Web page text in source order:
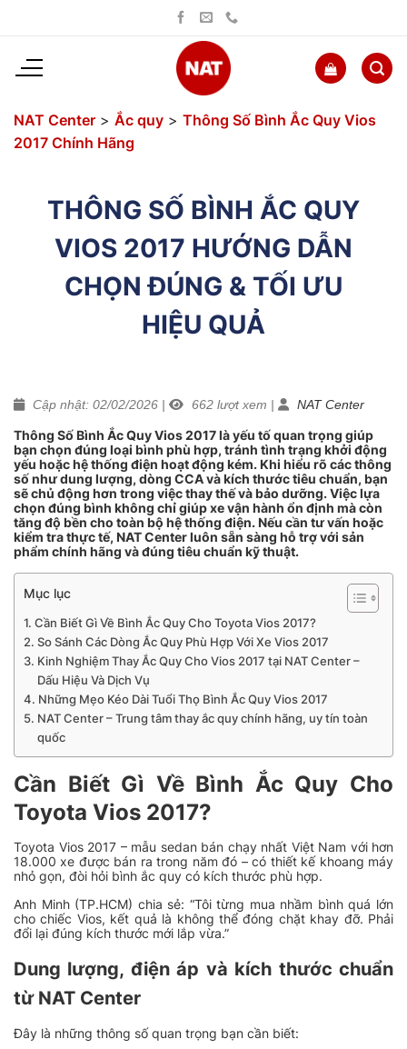
dung
NAT Center > Ắc quy > Thông Số Bình Ắc Quy Vios
2017 Chính Hãng
THÔNG SỐ BÌNH ẮC QUY
VIOS 2017 HƯỚNG DẪN
CHỌN ĐÚNG & TỐI ƯU
HIỆU QUẢ
Cập nhật: 02/02/2026 | 662 lượt xem | NAT Center
Thông Số Bình Ắc Quy Vios 2017 là yếu tố quan trọng giúp
bạn chọn đúng loại bình phù hợp, tránh tình trạng khởi động
yếu hoặc hệ thống điện hoạt động kém. Khi hiểu rõ các thông
số như dung lượng, dòng CCA và kích thước tiêu chuẩn, bạn
sẽ chủ động hơn trong việc thay thế và bảo dưỡng. Việc lựa
chọn đúng bình không chỉ giúp xe vận hành ổn định mà còn
tăng độ bền cho toàn bộ hệ thống điện. Nếu cần tư vấn hoặc
kiểm tra thực tế, NAT Center luôn sẵn sàng hỗ trợ với sản
phẩm chính hãng và đúng tiêu chuẩn kỹ thuật.
Mục lục
Cần Biết Gì Về Bình Ắc Quy Cho Toyota Vios 2017?
So Sánh Các Dòng Ắc Quy Phù Hợp Với Xe Vios 2017
Kinh Nghiệm Thay Ắc Quy Cho Vios 2017 tại NAT Center –
Dấu Hiệu Và Dịch Vụ
Những Mẹo Kéo Dài Tuổi Thọ Bình Ắc Quy Vios 2017
NAT Center – Trung tâm thay ắc quy chính hãng, uy tín toàn
quốc
Cần Biết Gì Về Bình Ắc Quy Cho
Toyota Vios 2017?
Toyota Vios 2017 – mẫu sedan bán chạy nhất Việt Nam với hơn
18.000 xe được bán ra trong năm đó – có thiết kế khoang máy
nhỏ gọn, đòi hỏi bình ắc quy có kích thước phù hợp.
Anh Minh (TP.HCM) chia sẻ: “Tôi từng mua nhầm bình quá lớn
cho chiếc Vios, kết quả là không thể đóng chặt khay đỡ. Phải
đổi lại đúng kích thước mới lắp vừa.”
Dung lượng, điện áp và kích thước chuẩn
từ NAT Center
Đây là những thông số quan trọng bạn cần biết: